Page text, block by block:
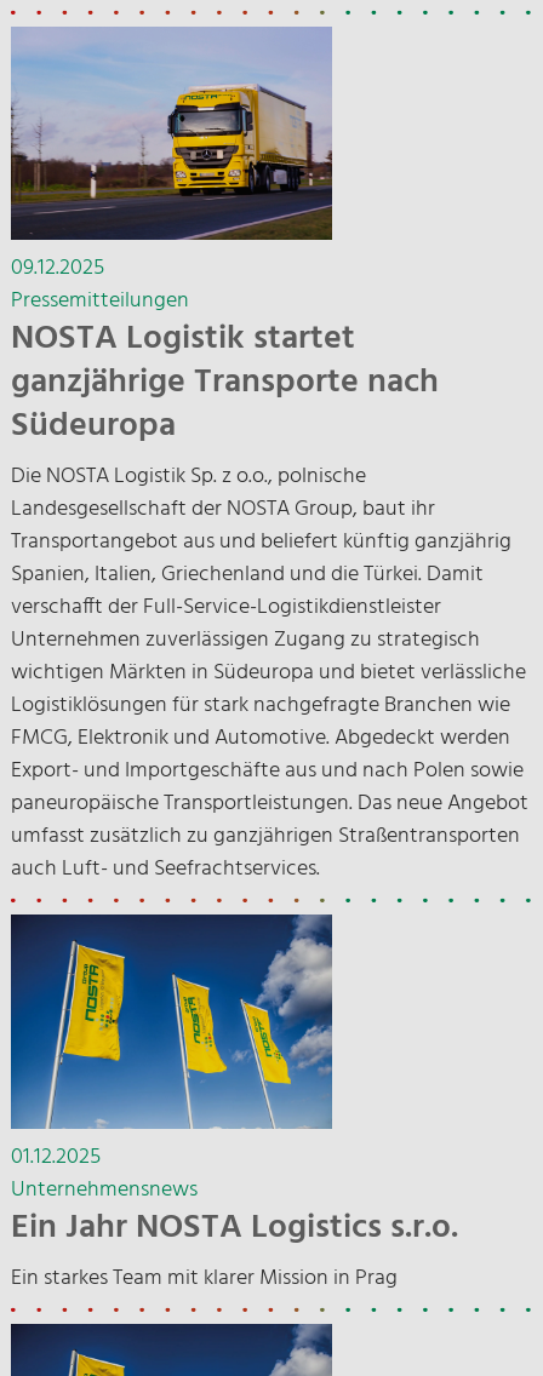
09.12.2025
Pressemitteilungen
NOSTA Logistik startet
ganzjährige Transporte nach
Südeuropa
Die NOSTA Logistik Sp. z o.o., polnische
Landesgesellschaft der NOSTA Group, baut ihr
Transportangebot aus und beliefert künftig ganzjährig
Spanien, Italien, Griechenland und die Türkei. Damit
verschafft der Full-Service-Logistikdienstleister
Unternehmen zuverlässigen Zugang zu strategisch
wichtigen Märkten in Südeuropa und bietet verlässliche
Logistiklösungen für stark nachgefragte Branchen wie
FMCG, Elektronik und Automotive. Abgedeckt werden
Export- und Importgeschäfte aus und nach Polen sowie
paneuropäische Transportleistungen. Das neue Angebot
umfasst zusätzlich zu ganzjährigen Straßentransporten
auch Luft- und Seefrachtservices.
01.12.2025
Unternehmensnews
Ein Jahr NOSTA Logistics s.r.o.
Ein starkes Team mit klarer Mission in Prag